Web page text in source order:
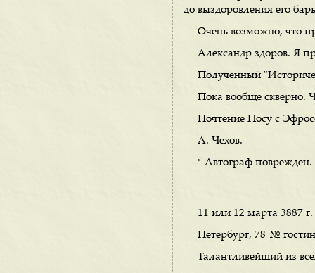
до выздоровления его
Очень возможно, что
Александр здоров. Я
Полученный
Пока вообще скверно.
Почтение Носу с
А. Чехов.
* Автограф поврежден.
11 или 12 марта 3887
Петербург, 78 №
Талантливейший из